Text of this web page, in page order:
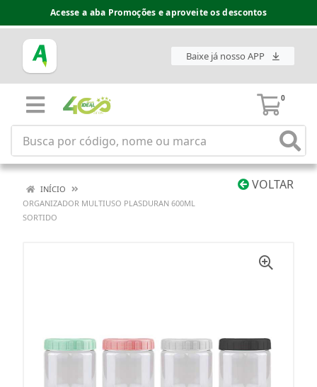
Acesse a aba Promoções e aproveite os descontos
Baixe já nosso APP
0
VOLTAR
INÍCIO
ORGANIZADOR MULTIUSO PLASDURAN 600ML
SORTIDO